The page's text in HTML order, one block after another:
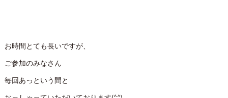
お時間とても長いですが、
ご参加のみなさん
毎回あっという間と